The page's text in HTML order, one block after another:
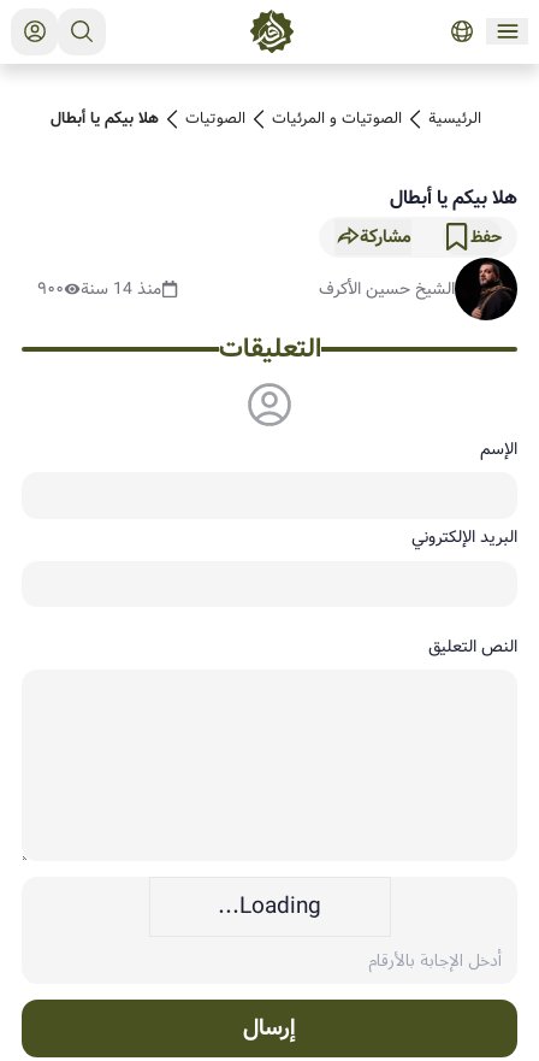
الرئيسية الصوتیات و المرئیات الصوتیات هلا بيكم يا أبطال
هلا بيكم يا أبطال
حفظ مشاركة
الشيخ حسين الأكرف منذ 14 سنة ٩٠٠
التعليقات
الإسم
البريد الإلكتروني
النص التعليق
Loading...
إرسال